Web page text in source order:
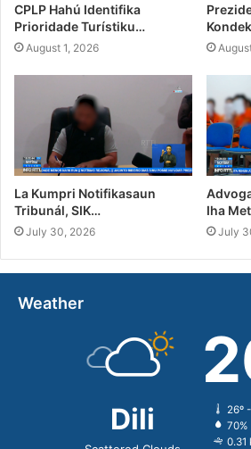
CPLP Hahú Identifika
Prioridade Turístiku…
August 1, 2026
La Kumpri Notifikasaun
Tribunál, SIK…
July 30, 2026
Iha
July
Weather
Dili
26º
70%
0.31